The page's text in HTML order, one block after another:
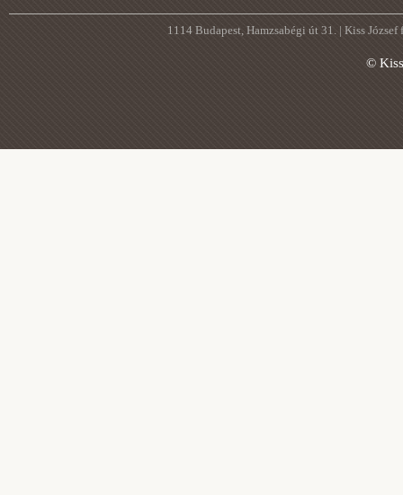
1114 Budapest, Hamzsabégi út 31. | Kiss
©